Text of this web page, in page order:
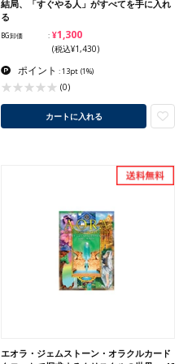
結局、「すぐやる人」がすべてを手に入れ
る
BG卸価 ¥1,300
(税込¥1,430)
ポイント : 13pt (1%)
(0)
カートに入れる
エオラ・ジェムストーン・オラクルカード